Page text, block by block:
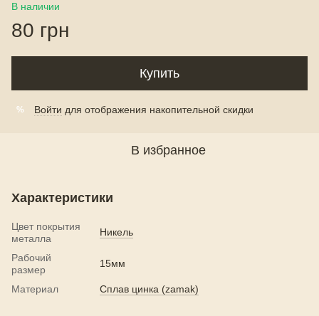
В наличии
80 грн
Купить
% Войти для отображения накопительной скидки
В избранное
Характеристики
Цвет покрытия
металла
Никель
Рабочий
размер
15мм
Материал Сплав цинка (zamak)